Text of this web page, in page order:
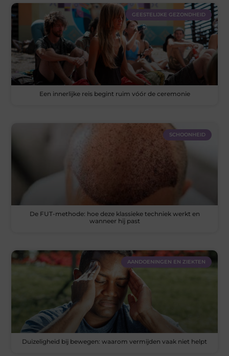
GEESTELIJKE GEZONDHEID
Een innerlijke reis begint ruim vóór de ceremonie
SCHOONHEID
De FUT-methode: hoe deze klassieke techniek werkt en
wanneer hij past
AANDOENINGEN EN ZIEKTEN
Duizeligheid bij bewegen: waarom vermijden vaak niet helpt